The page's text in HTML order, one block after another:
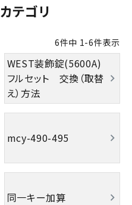
search
テゴリ
6件中 1-6件表示
WEST装飾錠(5600A)
フルセット 交換（取替
え）方法
mcy-490-495
同一キー加算